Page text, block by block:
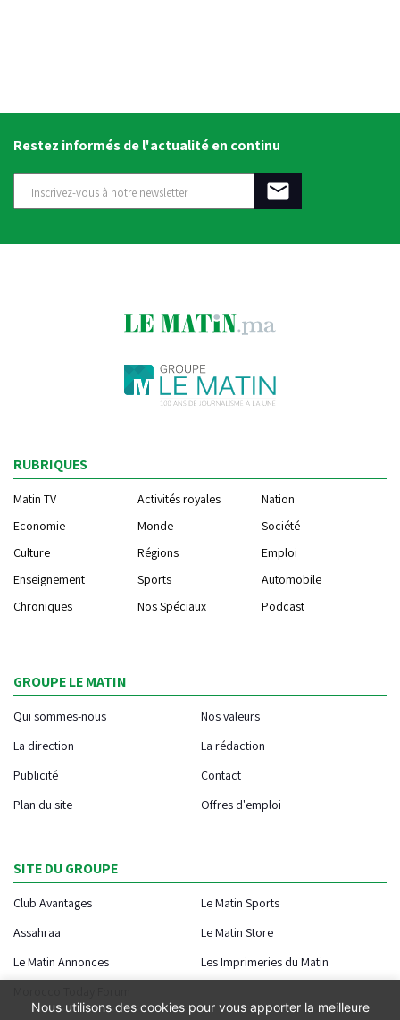
Restez informés de l'actualité en continu
RUBRIQUES
Matin TV Activités royales
Nation
Economie
Monde
Société
Culture
Régions
Emploi
Enseignement
Sports
Automobile
Chroniques
Nos Spéciaux Podcast
GROUPE LE MATIN
Qui sommes-nous
Nos valeurs
La direction
La rédaction
Publicité
Contact
Plan du site
Offres d'emploi
SITE DU GROUPE
Club Avantages
Le Matin Sports
Assahraa
Le Matin Store
Le Matin Annonces
Les Imprimeries du Matin
Nous utilisons des cookies pour vous apporter la meilleure